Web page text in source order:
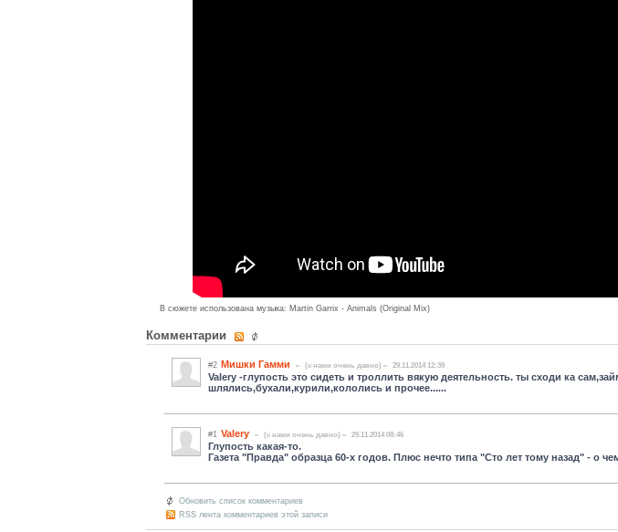
В сюжете использована музыка: Martin Garrix - Animals (Original Mix)
Комментарии
#2 Мишки Гамми (c нами очень давно) 29.11.2014 12:39
Valery -глупость это сидеть и троллить вякую деятельность. ты сходи ка
шлялись,бухали,курили,кололись и прочее......
#1 Valery (c нами очень давно) 29.11.2014 08:46
Глупость какая-то.
Газета "Правда" образца 60-х годов. Плюс нечто типа "Сто лет тому назад" - о
Обновить список комментариев
RSS лента комментариев этой записи